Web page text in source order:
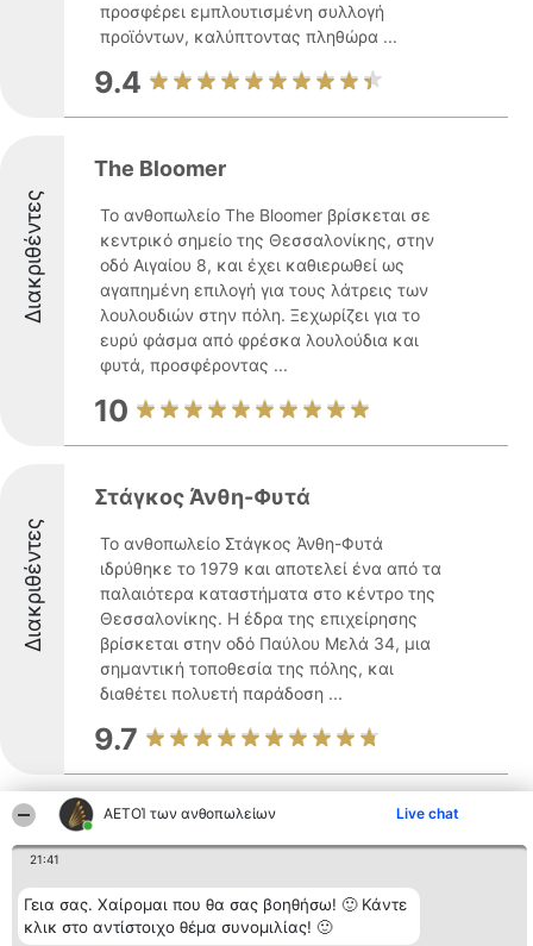
ΑΕΤΟΊ των ανθοπωλείων Live chat
21:41
Γεια σας. Χαίρομαι που θα σας βοηθήσω! 🙂 Κάντε
κλικ στο αντίστοιχο θέμα συνομιλίας! 🙂
προσφέρει εμπλουτισμένη συλλογή
προϊόντων, καλύπτοντας πληθώρα ...
9.4
Διακριθέντες
The Bloomer
Το ανθοπωλείο The Bloomer βρίσκεται σε
κεντρικό σημείο της Θεσσαλονίκης, στην
οδό Αιγαίου 8, και έχει καθιερωθεί ως
αγαπημένη επιλογή για τους λάτρεις των
λουλουδιών στην πόλη. Ξεχωρίζει για το
ευρύ φάσμα από φρέσκα λουλούδια και
φυτά, προσφέροντας ...
10
Διακριθέντες
Στάγκος Άνθη-Φυτά
Το ανθοπωλείο Στάγκος Άνθη-Φυτά
ιδρύθηκε το 1979 και αποτελεί ένα από τα
παλαιότερα καταστήματα στο κέντρο της
Θεσσαλονίκης. Η έδρα της επιχείρησης
βρίσκεται στην οδό Παύλου Μελά 34, μια
σημαντική τοποθεσία της πόλης, και
διαθέτει πολυετή παράδοση ...
9.7
FanKon Flowers
δραστηριοποιείται ως κορυφαίος
προμηθευτής διακοσμητικών ειδών και